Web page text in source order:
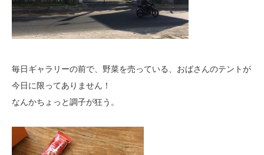
毎日ギャラリーの前で、野菜を売っている、おばさんのテントが
今日に限ってありません！
なんかちょっと調子が狂う。